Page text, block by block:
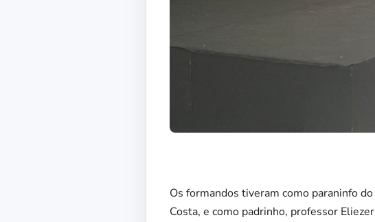
Os formandos tiveram como paraninfo
Costa, e como padrinho, professor